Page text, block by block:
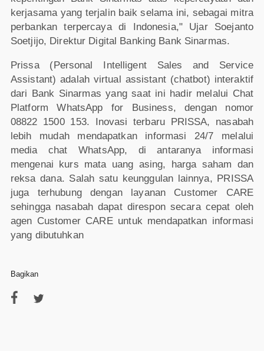
kerjasama yang terjalin baik selama ini, sebagai mitra
perbankan terpercaya di Indonesia," Ujar Soejanto
Soetjijo, Direktur Digital Banking Bank Sinarmas.
Prissa (Personal Intelligent Sales and Service
Assistant) adalah virtual assistant (chatbot) interaktif
dari Bank Sinarmas yang saat ini hadir melalui Chat
Platform WhatsApp for Business, dengan nomor
08822 1500 153. Inovasi terbaru PRISSA, nasabah
lebih mudah mendapatkan informasi 24/7 melalui
media chat WhatsApp, di antaranya informasi
mengenai kurs mata uang asing, harga saham dan
reksa dana. Salah satu keunggulan lainnya, PRISSA
juga terhubung dengan layanan Customer CARE
sehingga nasabah dapat direspon secara cepat oleh
agen Customer CARE untuk mendapatkan informasi
yang dibutuhkan
Bagikan